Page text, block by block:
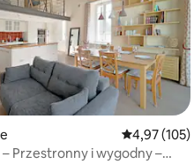
Średnia
4,97 (105)
Przestronny i wygodny –